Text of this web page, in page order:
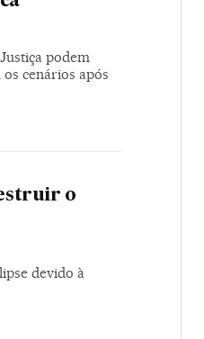
podem
cenários após
o
devido à